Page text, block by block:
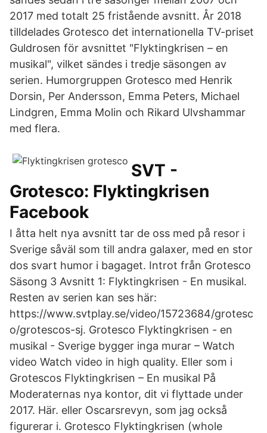
2017 med totalt 25 fristående avsnitt. År 2018
tilldelades Grotesco det internationella TV-priset
Guldrosen för avsnittet "Flyktingkrisen – en
musikal", vilket sändes i tredje säsongen av
serien. Humorgruppen Grotesco med Henrik
Dorsin, Per Andersson, Emma Peters, Michael
Lindgren, Emma Molin och Rikard Ulvshammar
med flera.
SVT -
Grotesco: Flyktingkrisen
Facebook
I åtta helt nya avsnitt tar de oss med på resor i
Sverige såväl som till andra galaxer, med en stor
dos svart humor i bagaget. Introt från Grotesco
Säsong 3 Avsnitt 1: Flyktingkrisen - En musikal.
Resten av serien kan ses här:
https://www.svtplay.se/video/15723684/grotesc
o/grotescos-sj. Grotesco Flyktingkrisen - en
musikal - Sverige bygger inga murar – Watch
video Watch video in high quality. Eller som i
Grotescos Flyktingkrisen – En musikal På
Moderaternas nya kontor, dit vi flyttade under
2017. Här. eller Oscarsrevyn, som jag också
figurerar i. Grotesco Flyktingkrisen (whole